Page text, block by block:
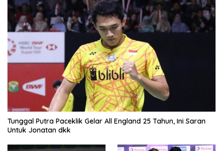
Tunggal Putra Paceklik Gelar All England 25 Tahun, Ini Saran
Untuk Jonatan dkk